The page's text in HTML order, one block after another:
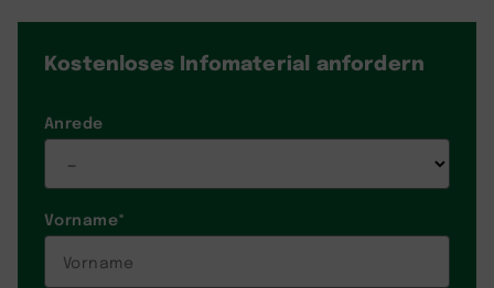
Kostenloses Infomaterial anfordern
Anrede
Vorname*